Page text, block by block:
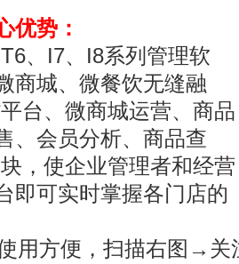
优势 ：
、I7、I8系列管理软
商城、微餐饮无缝融
台、微商城运营、商品
、会员分析、商品查
，使企业管理者和经营
即可实时掌握各门店的
用方便，扫描右图→